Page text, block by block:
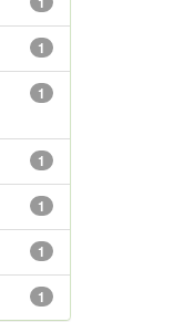
1
1
1
1
1
1